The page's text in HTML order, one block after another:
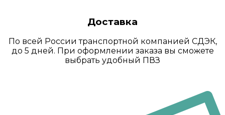
Доставка
По всей России транспортной компанией СДЭК,
до 5 дней. При оформлении заказа вы сможете
выбрать удобный ПВЗ